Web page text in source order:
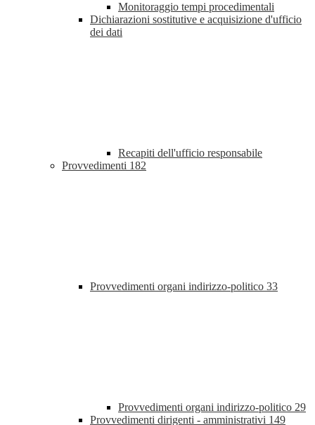
Monitoraggio tempi procedimentali
Dichiarazioni sostitutive e acquisizione d'ufficio
dei dati
Recapiti dell'ufficio responsabile
Provvedimenti 182
Provvedimenti organi indirizzo-politico 33
Provvedimenti organi indirizzo-politico 29
Provvedimenti dirigenti - amministrativi 149